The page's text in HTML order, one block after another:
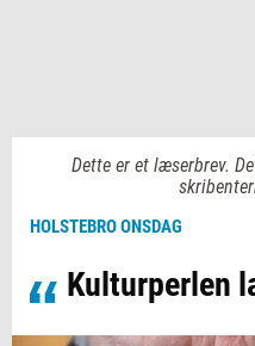
Dette er et læserbrev.
HOLSTEBRO ONSDAG
Kulturperlen